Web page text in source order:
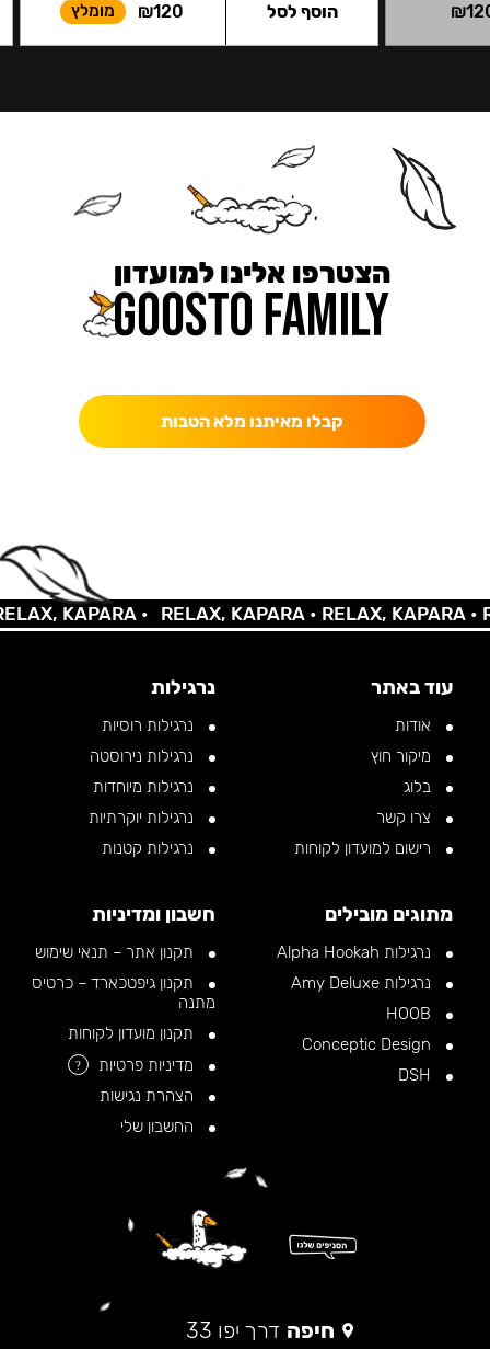
₪
₪120 מומלץ הוסף לסל
הצטרפו אלינו למועדון
קבלו מאיתנו מלא הטבות
KAPARA • RELAX, KAPARA •RELAX, KAPARA •
עוד באתר
אודות
מיקור חוץ
בלוג
צרו קשר
רישום למועדון לקוחות
נרגילות
נרגילות רוסיות
נרגילות נירוסטה
נרגילות מיוחדות
נרגילות יוקרתיות
נרגילות קטנות
מתוגים מובילים
נרגילות Alpha Hookah
נרגילות Amy Deluxe
חשבון ומדיניות
תקנון אתר – תנאי שימוש
תקנון גיפטכארד – כרטיס
מתנה
תקנון מועדון לקוחות
מדיניות פרטיות
?
הצהרת נגישות
החשבון שלי
חיפה דרך יפו 33